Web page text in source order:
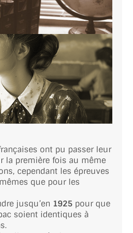
ont pu passer leur
la première fois au même
cependant les épreuves
que pour les
jusqu’en 1925 pour que
soient identiques à